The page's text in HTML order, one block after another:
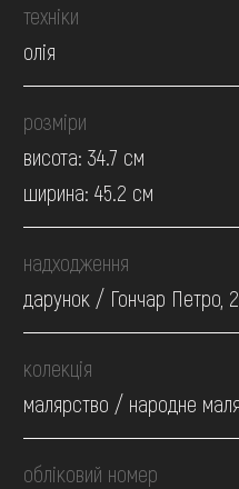
техніки
олія
розміри
висота: 34.7 см
ширина: 45.2 см
надходження
дарунок / Гончар Петро,
колекція
малярство / народне
обліковий номер